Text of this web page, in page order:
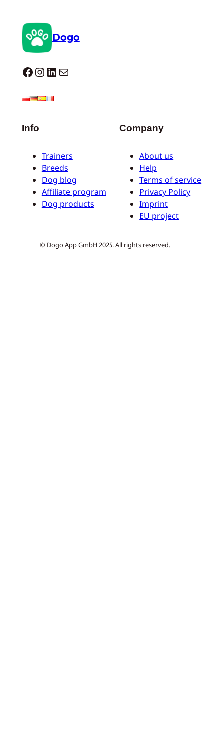
Dogo
Dogo facebook InstagramLinkedIn E-mail
Info
Trainers
Breeds
Dog blog
Affiliate program
Dog products
Company
About us
Help
Terms of service
Privacy Policy
Imprint
EU project
© Dogo App GmbH 2025. All rights reserved.